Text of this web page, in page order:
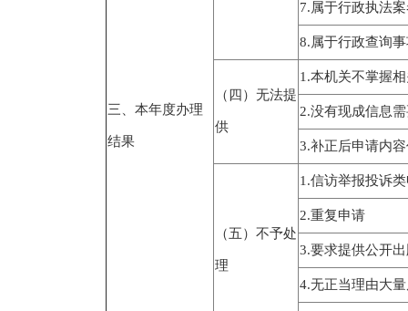
三、本年度办理
结果
7.属于行政执法
8.属于行政查询
（四）无法提
供
1.本机关不掌握
2.没有现成信息
3.补正后申请内
（五）不予处
理
1.信访举报投诉
2.重复申请
3.要求提供公开
4.无正当理由大